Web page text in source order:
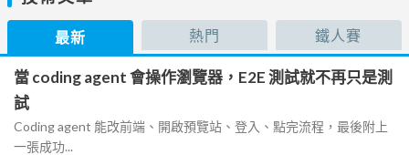
最新 熱門 鐵人賽
當 coding agent 會操作瀏覽器，E2E 測試就不再只是測
試
Coding agent 能改前端、開啟預覽站、登入、點完流程，最後附上
一張成功...